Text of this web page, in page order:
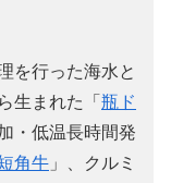
を行った海水と
生まれた「 瓶ド
・低温長時間発
角牛 」、クルミ